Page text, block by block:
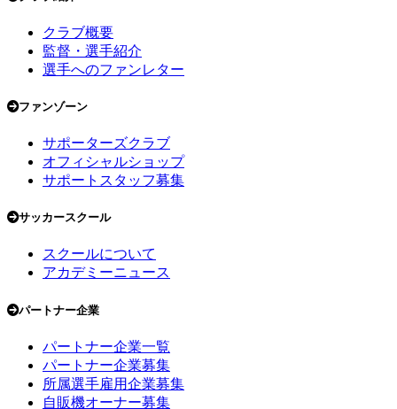
クラブ概要
監督・選手紹介
選手へのファンレター
ファンゾーン
サポーターズクラブ
オフィシャルショップ
サポートスタッフ募集
サッカースクール
スクールについて
アカデミーニュース
パートナー企業
パートナー企業一覧
パートナー企業募集
所属選手雇用企業募集
自販機オーナー募集